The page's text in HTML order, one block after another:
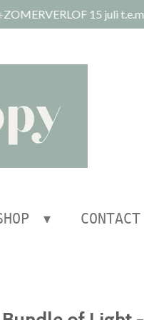
15 juli
CONTACT